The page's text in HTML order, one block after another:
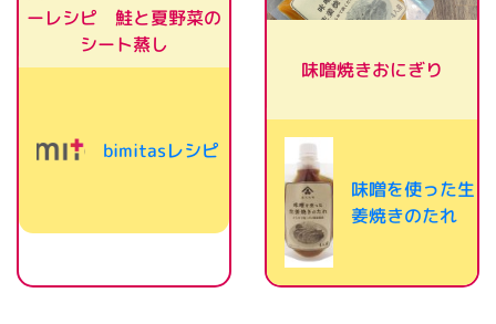
ーレシピ 鮭と夏野菜の
シート蒸し
bimitasレシピ
味噌焼きおにぎり
味噌を使った生
姜焼きのたれ